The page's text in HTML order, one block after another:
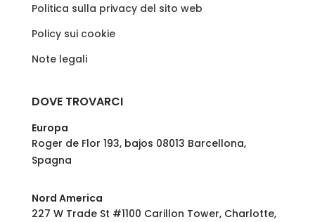
Politica sulla privacy del sito web
Policy sui cookie
Note legali
DOVE TROVARCI
Europa
Roger de Flor 193, bajos 08013 Barcellona,
Spagna
Nord America
227 W Trade St #1100 Carillon Tower, Charlotte,